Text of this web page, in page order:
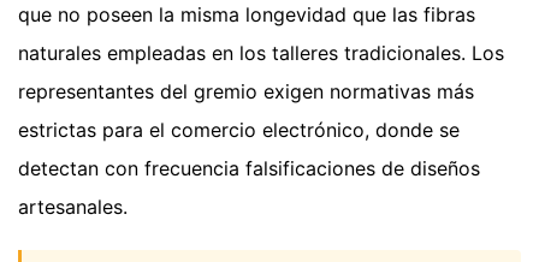
que no poseen la misma longevidad que las fibras
naturales empleadas en los talleres tradicionales. Los
representantes del gremio exigen normativas más
estrictas para el comercio electrónico, donde se
detectan con frecuencia falsificaciones de diseños
artesanales.